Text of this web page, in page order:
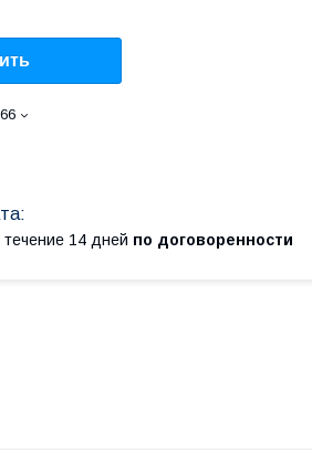
течение 14 дней по договоренности